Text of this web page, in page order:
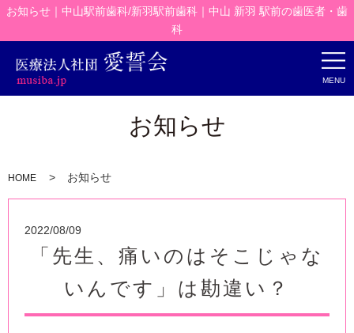
お知らせ｜中山駅前歯科/新羽駅前歯科｜中山 新羽 駅前の歯医者・歯
科
MENU
お知らせ
HOME お知らせ
2022/08/09
「先生、痛いのはそこじゃな
いんです」は勘違い？